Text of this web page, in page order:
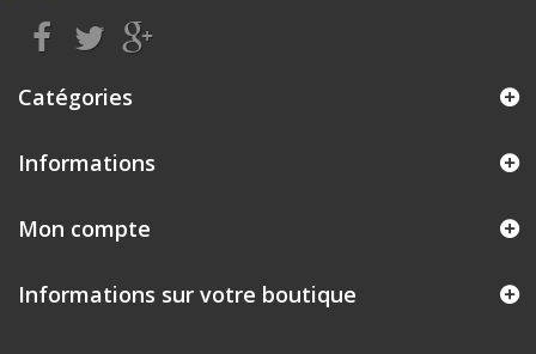
Catégories
Informations
Mon compte
Informations sur votre boutique